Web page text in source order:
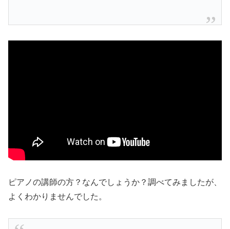
ピアノの講師の方？なんでしょうか？調べてみましたが、
よくわかりませんでした。